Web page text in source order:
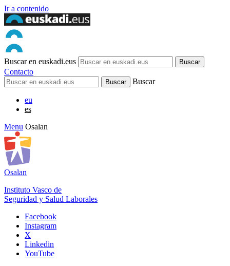
Ir a contenido
Buscar en euskadi.eus
Contacto
Buscar
eu
es
Menu Osalan
Osalan
Instituto Vasco de
Seguridad y Salud Laborales
Facebook
Instagram
X
Linkedin
YouTube